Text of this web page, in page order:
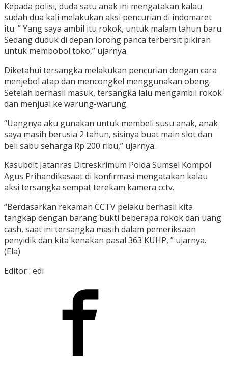
Kepada polisi, duda satu anak ini mengatakan kalau
sudah dua kali melakukan aksi pencurian di indomaret
itu. ” Yang saya ambil itu rokok, untuk malam tahun baru.
Sedang duduk di depan lorong panca terbersit pikiran
untuk membobol toko,” ujarnya.
Diketahui tersangka melakukan pencurian dengan cara
menjebol atap dan mencongkel menggunakan obeng.
Setelah berhasil masuk, tersangka lalu mengambil rokok
dan menjual ke warung-warung.
“Uangnya aku gunakan untuk membeli susu anak, anak
saya masih berusia 2 tahun, sisinya buat main slot dan
beli sabu seharga Rp 200 ribu,” ujarnya.
Kasubdit Jatanras Ditreskrimum Polda Sumsel Kompol
Agus Prihandikasaat di konfirmasi mengatakan kalau
aksi tersangka sempat terekam kamera cctv.
“Berdasarkan rekaman CCTV pelaku berhasil kita
tangkap dengan barang bukti beberapa rokok dan uang
cash, saat ini tersangka masih dalam pemeriksaan
penyidik dan kita kenakan pasal 363 KUHP, ” ujarnya.
(Ela)
Editor : edi